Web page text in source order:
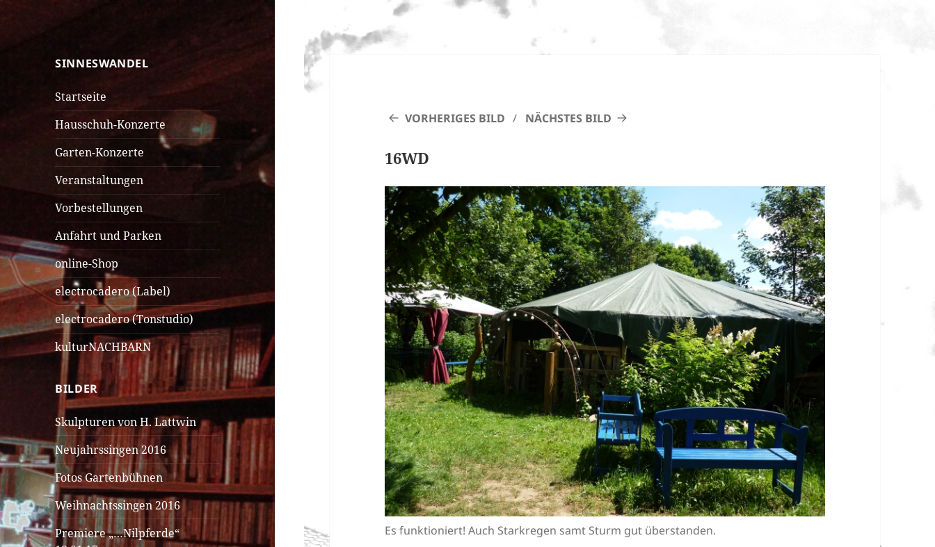
SINNESWANDEL
SINNESWANDEL
Startseite
Hausschuh-Konzerte
Garten-Konzerte
Veranstaltungen
Vorbestellungen
Anfahrt und Parken
online-Shop
electrocadero (Label)
electrocadero (Tonstudio)
kulturNACHBARN
BILDER
Skulpturen von H. Lattwin
Neujahrssingen 2016
Fotos Gartenbühnen
Weihnachtssingen 2016
Premiere „…Nilpferde“
VORHERIGES BILD NÄCHSTES BILD
16WD
Es funktioniert! Auch Starkregen samt Sturm gut überstanden.